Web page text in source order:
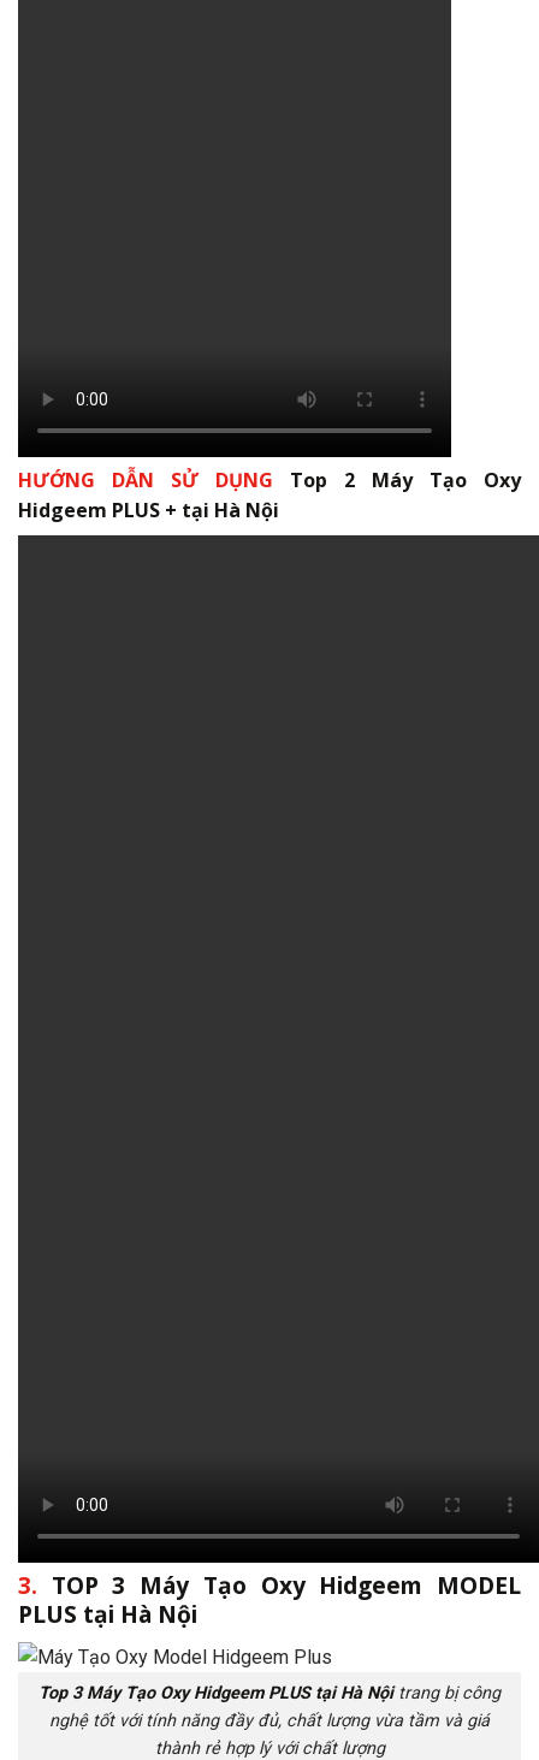
HƯỚNG DẪN SỬ DỤNG Top 2 Máy Tạo Oxy
Hidgeem PLUS + tại Hà Nội
3. TOP 3 Máy Tạo Oxy Hidgeem MODEL
PLUS tại Hà Nội
Top 3 Máy Tạo Oxy Hidgeem PLUS tại Hà Nội trang bị công
nghệ tốt với tính năng đầy đủ, chất lượng vừa tầm và giá
thành rẻ hợp lý với chất lượng